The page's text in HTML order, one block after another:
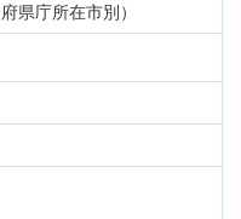
県庁所在市別）